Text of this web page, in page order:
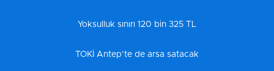
Yoksulluk sınırı 120 bin 325 TL
TOKİ Antep’te de arsa satacak